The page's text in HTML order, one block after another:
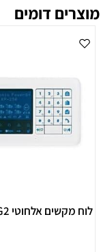
מוצרים דומים
לוח מקשים אלחוטי KP-250 PG2